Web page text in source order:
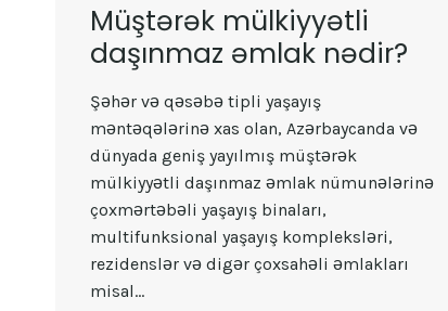
Müştərək mülkiyyətli
daşınmaz əmlak nədir?
Şəhər və qəsəbə tipli yaşayış
məntəqələrinə xas olan, Azərbaycanda və
dünyada geniş yayılmış müştərək
mülkiyyətli daşınmaz əmlak nümunələrinə
çoxmərtəbəli yaşayış binaları,
multifunksional yaşayış kompleksləri,
rezidenslər və digər çoxsahəli əmlakları
misal…